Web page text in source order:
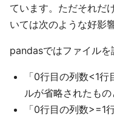
ています。ただそれだ
いては次のような好影
pandasではファイルを
「0行目の列数<1
ルが省略されたもの
「0行目の列数>=1